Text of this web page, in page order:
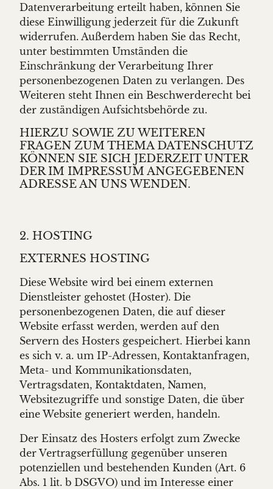
Datenverarbeitung erteilt haben, können Sie
diese Einwilligung jederzeit für die Zukunft
widerrufen. Außerdem haben Sie das Recht,
unter bestimmten Umständen die
Einschränkung der Verarbeitung Ihrer
personenbezogenen Daten zu verlangen. Des
Weiteren steht Ihnen ein Beschwerderecht bei
der zuständigen Aufsichtsbehörde zu.
HIERZU SOWIE ZU WEITEREN
FRAGEN ZUM THEMA DATENSCHUTZ
KÖNNEN SIE SICH JEDERZEIT UNTER
DER IM IMPRESSUM ANGEGEBENEN
ADRESSE AN UNS WENDEN.
2. HOSTING
EXTERNES HOSTING
Diese Website wird bei einem externen
Dienstleister gehostet (Hoster). Die
personenbezogenen Daten, die auf dieser
Website erfasst werden, werden auf den
Servern des Hosters gespeichert. Hierbei kann
es sich v. a. um IP-Adressen, Kontaktanfragen,
Meta- und Kommunikationsdaten,
Vertragsdaten, Kontaktdaten, Namen,
Websitezugriffe und sonstige Daten, die über
eine Website generiert werden, handeln.
Der Einsatz des Hosters erfolgt zum Zwecke
der Vertragserfüllung gegenüber unseren
potenziellen und bestehenden Kunden (Art. 6
Abs. 1 lit. b DSGVO) und im Interesse einer